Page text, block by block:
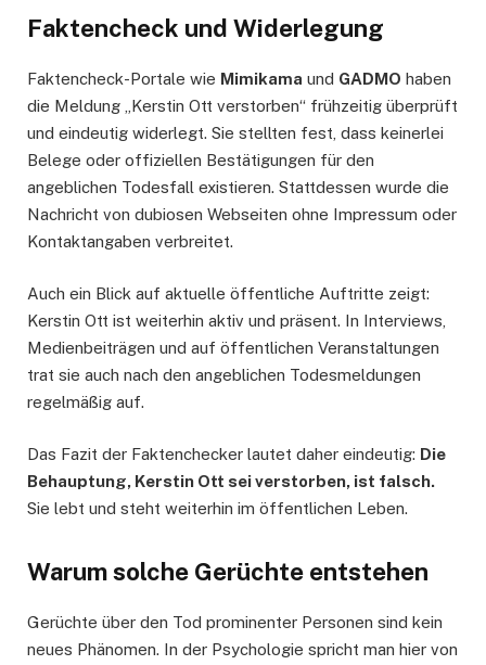
Faktencheck und Widerlegung
Faktencheck-Portale wie Mimikama und GADMO haben
die Meldung „Kerstin Ott verstorben“ frühzeitig überprüft
und eindeutig widerlegt. Sie stellten fest, dass keinerlei
Belege oder offiziellen Bestätigungen für den
angeblichen Todesfall existieren. Stattdessen wurde die
Nachricht von dubiosen Webseiten ohne Impressum oder
Kontaktangaben verbreitet.
Auch ein Blick auf aktuelle öffentliche Auftritte zeigt:
Kerstin Ott ist weiterhin aktiv und präsent. In Interviews,
Medienbeiträgen und auf öffentlichen Veranstaltungen
trat sie auch nach den angeblichen Todesmeldungen
regelmäßig auf.
Das Fazit der Faktenchecker lautet daher eindeutig: Die
Behauptung, Kerstin Ott sei verstorben, ist falsch.
Sie lebt und steht weiterhin im öffentlichen Leben.
Warum solche Gerüchte entstehen
Gerüchte über den Tod prominenter Personen sind kein
neues Phänomen. In der Psychologie spricht man hier von